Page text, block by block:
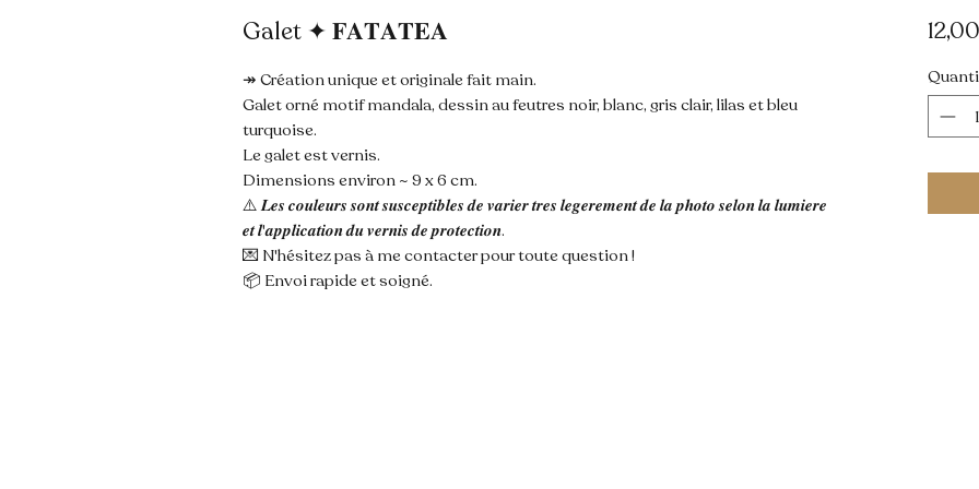
Galet ✦ 𝐅𝐀𝐓𝐀𝐓𝐄𝐀
↠ Création unique et originale fait main.
Galet orné motif mandala, dessin au feutres noir, blanc, gris clair, lilas et bleu
turquoise.
Le galet est vernis.
Dimensions environ ~ 9 x 6 cm.
⚠️ 𝑳𝒆𝒔 𝒄𝒐𝒖𝒍𝒆𝒖𝒓𝒔 𝒔𝒐𝒏𝒕 𝒔𝒖𝒔𝒄𝒆𝒑𝒕𝒊𝒃𝒍𝒆𝒔 𝒅𝒆 𝒗𝒂𝒓𝒊𝒆𝒓 𝒕𝒓𝒆𝒔 𝒍𝒆𝒈𝒆𝒓𝒆𝒎𝒆𝒏𝒕 𝒅𝒆 𝒍𝒂 𝒑𝒉𝒐𝒕𝒐 𝒔𝒆𝒍𝒐𝒏 𝒍𝒂 𝒍𝒖𝒎𝒊𝒆𝒓𝒆
𝒆𝒕 𝒍'𝒂𝒑𝒑𝒍𝒊𝒄𝒂𝒕𝒊𝒐𝒏 𝒅𝒖 𝒗𝒆𝒓𝒏𝒊𝒔 𝒅𝒆 𝒑𝒓𝒐𝒕𝒆𝒄𝒕𝒊𝒐𝒏.
💌 N'hésitez pas à me contacter pour toute question !
📦 Envoi rapide et soigné.